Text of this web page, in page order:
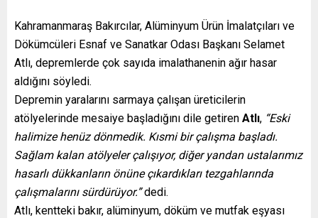
Kahramanmaraş Bakırcılar, Alüminyum Ürün İmalatçıları ve
Dökümcüleri Esnaf ve Sanatkar Odası Başkanı Selamet
Atlı, depremlerde çok sayıda imalathanenin ağır hasar
aldığını söyledi.
Depremin yaralarını sarmaya çalışan üreticilerin
atölyelerinde mesaiye başladığını dile getiren Atlı, “Eski
halimize henüz dönmedik. Kısmi bir çalışma başladı.
Sağlam kalan atölyeler çalışıyor, diğer yandan ustalarımız
hasarlı dükkanların önüne çıkardıkları tezgahlarında
çalışmalarını sürdürüyor.”dedi.
Atlı, kentteki bakır, alüminyum, döküm ve mutfak eşyası